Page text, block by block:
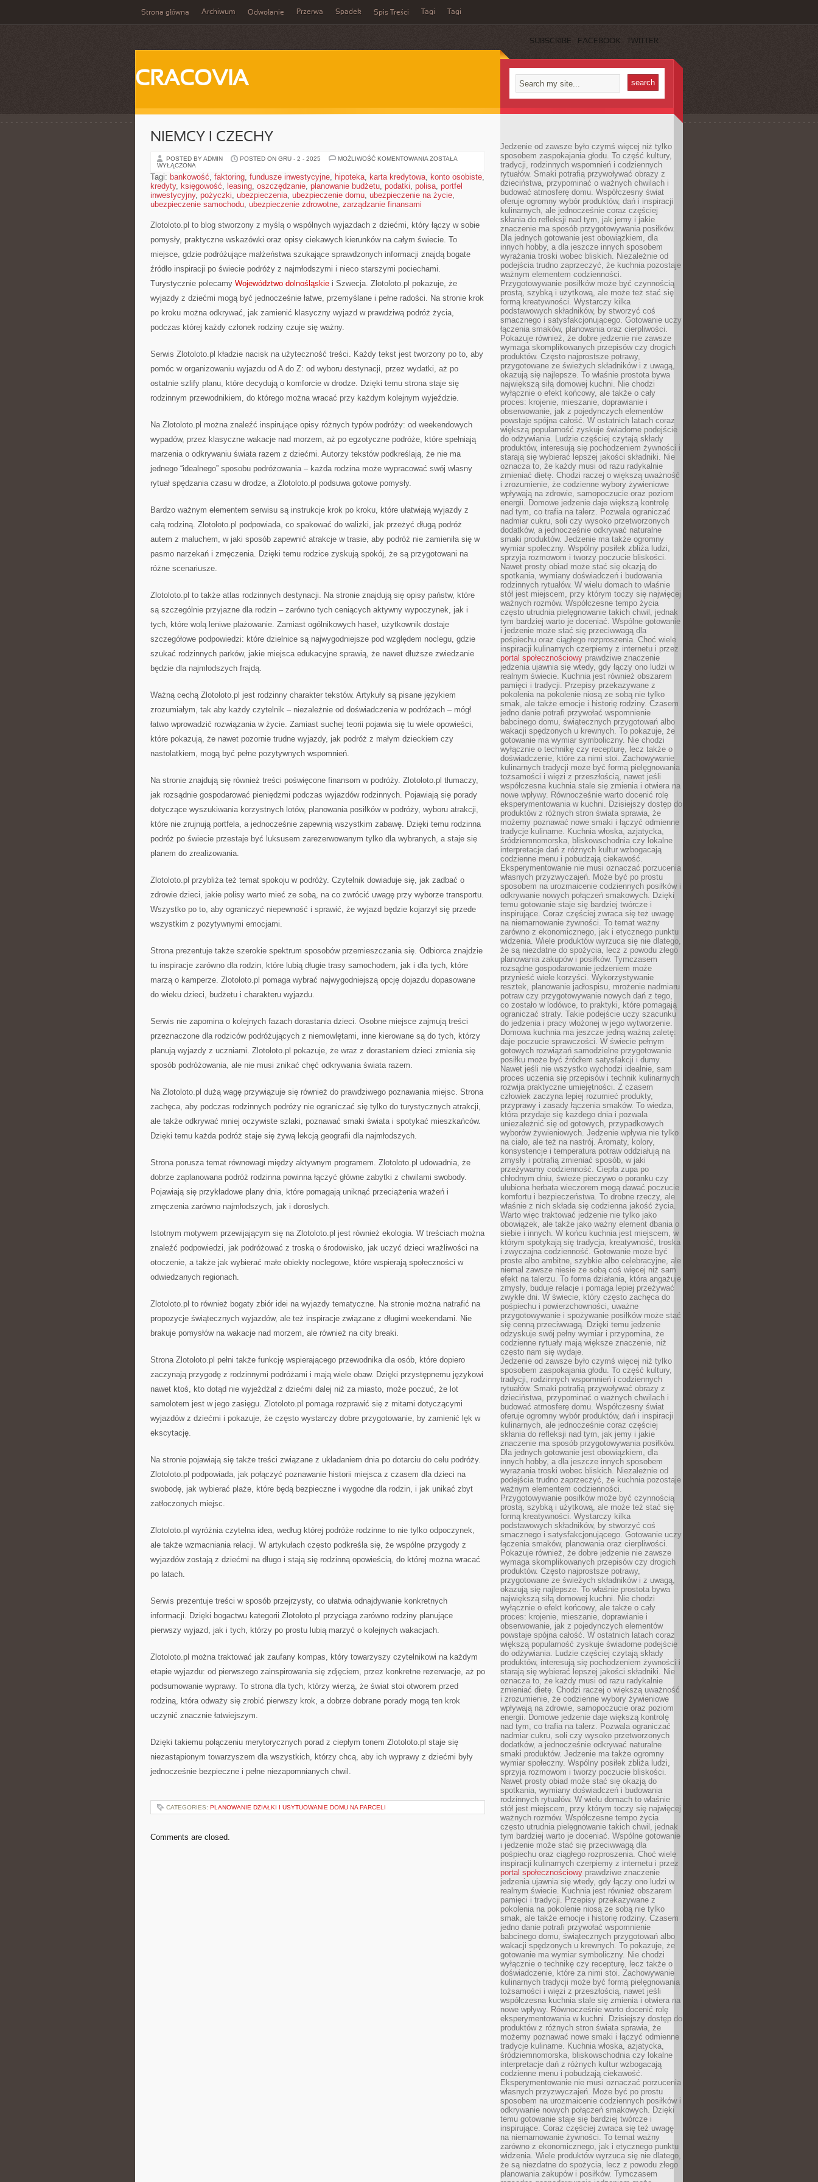
Strona główna Archiwum Odwołanie Przerwa Spadek Spis Treści Tagi Tagi
SUBSCRIBE FACEBOOK TWITTER
CRACOVIA
NIEMCY I CZECHY
POSTED BY ADMIN POSTED ON GRU - 2 - 2025 MOŻLIWOŚĆ KOMENTOWANIA NIEMCY
ZOSTAŁA
WYŁĄCZONA
Tagi: bankowość, faktoring, fundusze inwestycyjne, hipoteka, karta kredytowa, konto osobiste,
kredyty, księgowość, leasing, oszczędzanie, planowanie budżetu, podatki, polisa, portfel
inwestycyjny, pożyczki, ubezpieczenia, ubezpieczenie domu, ubezpieczenie na życie,
ubezpieczenie samochodu, ubezpieczenie zdrowotne, zarządzanie finansami
Zlotoloto.pl to blog stworzony z myślą o wspólnych wyjazdach z dziećmi, który łączy w sobie
pomysły, praktyczne wskazówki oraz opisy ciekawych kierunków na całym świecie. To
miejsce, gdzie podróżujące małżeństwa szukające sprawdzonych informacji znajdą bogate
źródło inspiracji po świecie podróży z najmłodszymi i nieco starszymi pociechami.
Turystycznie polecamy Województwo dolnośląskie i Szwecja. Zlotoloto.pl pokazuje, że
wyjazdy z dziećmi mogą być jednocześnie łatwe, przemyślane i pełne radości. Na stronie krok
po kroku można odkrywać, jak zamienić klasyczny wyjazd w prawdziwą podróż życia,
podczas której każdy członek rodziny czuje się ważny.
Serwis Zlotoloto.pl kładzie nacisk na użyteczność treści. Każdy tekst jest tworzony po to, aby
pomóc w organizowaniu wyjazdu od A do Z: od wyboru destynacji, przez wydatki, aż po
ostatnie szlify planu, które decydują o komforcie w drodze. Dzięki temu strona staje się
rodzinnym przewodnikiem, do którego można wracać przy każdym kolejnym wyjeździe.
Na Zlotoloto.pl można znaleźć inspirujące opisy różnych typów podróży: od weekendowych
wypadów, przez klasyczne wakacje nad morzem, aż po egzotyczne podróże, które spełniają
marzenia o odkrywaniu świata razem z dziećmi. Autorzy tekstów podkreślają, że nie ma
jednego “idealnego” sposobu podróżowania – każda rodzina może wypracować swój własny
rytuał spędzania czasu w drodze, a Zlotoloto.pl podsuwa gotowe pomysły.
Bardzo ważnym elementem serwisu są instrukcje krok po kroku, które ułatwiają wyjazdy z
całą rodziną. Zlotoloto.pl podpowiada, co spakować do walizki, jak przeżyć długą podróż
autem z maluchem, w jaki sposób zapewnić atrakcje w trasie, aby podróż nie zamieniła się w
pasmo narzekań i zmęczenia. Dzięki temu rodzice zyskują spokój, że są przygotowani na
różne scenariusze.
Zlotoloto.pl to także atlas rodzinnych destynacji. Na stronie znajdują się opisy państw, które
są szczególnie przyjazne dla rodzin – zarówno tych ceniących aktywny wypoczynek, jak i
tych, które wolą leniwe plażowanie. Zamiast ogólnikowych haseł, użytkownik dostaje
szczegółowe podpowiedzi: które dzielnice są najwygodniejsze pod względem noclegu, gdzie
szukać rodzinnych parków, jakie miejsca edukacyjne sprawią, że nawet dłuższe zwiedzanie
będzie dla najmłodszych frajdą.
Ważną cechą Zlotoloto.pl jest rodzinny charakter tekstów. Artykuły są pisane językiem
zrozumiałym, tak aby każdy czytelnik – niezależnie od doświadczenia w podróżach – mógł
łatwo wprowadzić rozwiązania w życie. Zamiast suchej teorii pojawia się tu wiele opowieści,
które pokazują, że nawet pozornie trudne wyjazdy, jak podróż z małym dzieckiem czy
nastolatkiem, mogą być pełne pozytywnych wspomnień.
Na stronie znajdują się również treści poświęcone finansom w podróży. Zlotoloto.pl tłumaczy,
jak rozsądnie gospodarować pieniędzmi podczas wyjazdów rodzinnych. Pojawiają się porady
dotyczące wyszukiwania korzystnych lotów, planowania posiłków w podróży, wyboru atrakcji,
które nie zrujnują portfela, a jednocześnie zapewnią wszystkim zabawę. Dzięki temu rodzinna
podróż po świecie przestaje być luksusem zarezerwowanym tylko dla wybranych, a staje się
planem do zrealizowania.
Zlotoloto.pl przybliża też temat spokoju w podróży. Czytelnik dowiaduje się, jak zadbać o
zdrowie dzieci, jakie polisy warto mieć ze sobą, na co zwrócić uwagę przy wyborze transportu.
Wszystko po to, aby ograniczyć niepewność i sprawić, że wyjazd będzie kojarzył się przede
wszystkim z pozytywnymi emocjami.
Strona prezentuje także szerokie spektrum sposobów przemieszczania się. Odbiorca znajdzie
tu inspiracje zarówno dla rodzin, które lubią długie trasy samochodem, jak i dla tych, które
marzą o kamperze. Zlotoloto.pl pomaga wybrać najwygodniejszą opcję dojazdu dopasowane
do wieku dzieci, budżetu i charakteru wyjazdu.
Serwis nie zapomina o kolejnych fazach dorastania dzieci. Osobne miejsce zajmują treści
przeznaczone dla rodziców podróżujących z niemowlętami, inne kierowane są do tych, którzy
planują wyjazdy z uczniami. Zlotoloto.pl pokazuje, że wraz z dorastaniem dzieci zmienia się
sposób podróżowania, ale nie musi znikać chęć odkrywania świata razem.
Na Zlotoloto.pl dużą wagę przywiązuje się również do prawdziwego poznawania miejsc. Strona
zachęca, aby podczas rodzinnych podróży nie ograniczać się tylko do turystycznych atrakcji,
ale także odkrywać mniej oczywiste szlaki, poznawać smaki świata i spotykać mieszkańców.
Dzięki temu każda podróż staje się żywą lekcją geografii dla najmłodszych.
Strona porusza temat równowagi między aktywnym programem. Zlotoloto.pl udowadnia, że
dobrze zaplanowana podróż rodzinna powinna łączyć główne zabytki z chwilami swobody.
Pojawiają się przykładowe plany dnia, które pomagają uniknąć przeciążenia wrażeń i
zmęczenia zarówno najmłodszych, jak i dorosłych.
Istotnym motywem przewijającym się na Zlotoloto.pl jest również ekologia. W treściach można
znaleźć podpowiedzi, jak podróżować z troską o środowisko, jak uczyć dzieci wrażliwości na
otoczenie, a także jak wybierać małe obiekty noclegowe, które wspierają społeczności w
odwiedzanych regionach.
Zlotoloto.pl to również bogaty zbiór idei na wyjazdy tematyczne. Na stronie można natrafić na
propozycje świątecznych wyjazdów, ale też inspiracje związane z długimi weekendami. Nie
brakuje pomysłów na wakacje nad morzem, ale również na city breaki.
Strona Zlotoloto.pl pełni także funkcję wspierającego przewodnika dla osób, które dopiero
zaczynają przygodę z rodzinnymi podróżami i mają wiele obaw. Dzięki przystępnemu językowi
nawet ktoś, kto dotąd nie wyjeżdżał z dziećmi dalej niż za miasto, może poczuć, że lot
samolotem jest w jego zasięgu. Zlotoloto.pl pomaga rozprawić się z mitami dotyczącymi
wyjazdów z dziećmi i pokazuje, że często wystarczy dobre przygotowanie, by zamienić lęk w
ekscytację.
Na stronie pojawiają się także treści związane z układaniem dnia po dotarciu do celu podróży.
Zlotoloto.pl podpowiada, jak połączyć poznawanie historii miejsca z czasem dla dzieci na
swobodę, jak wybierać plaże, które będą bezpieczne i wygodne dla rodzin, i jak unikać zbyt
zatłoczonych miejsc.
Zlotoloto.pl wyróżnia czytelna idea, według której podróże rodzinne to nie tylko odpoczynek,
ale także wzmacniania relacji. W artykułach często podkreśla się, że wspólne przygody z
wyjazdów zostają z dziećmi na długo i stają się rodzinną opowieścią, do której można wracać
po latach.
Serwis prezentuje treści w sposób przejrzysty, co ułatwia odnajdywanie konkretnych
informacji. Dzięki bogactwu kategorii Zlotoloto.pl przyciąga zarówno rodziny planujące
pierwszy wyjazd, jak i tych, którzy po prostu lubią marzyć o kolejnych wakacjach.
Zlotoloto.pl można traktować jak zaufany kompas, który towarzyszy czytelnikowi na każdym
etapie wyjazdu: od pierwszego zainspirowania się zdjęciem, przez konkretne rezerwacje, aż po
podsumowanie wyprawy. To strona dla tych, którzy wierzą, że świat stoi otworem przed
rodziną, która odważy się zrobić pierwszy krok, a dobrze dobrane porady mogą ten krok
uczynić znacznie łatwiejszym.
Dzięki takiemu połączeniu merytorycznych porad z ciepłym tonem Zlotoloto.pl staje się
niezastąpionym towarzyszem dla wszystkich, którzy chcą, aby ich wyprawy z dziećmi były
jednocześnie bezpieczne i pełne niezapomnianych chwil.
CATEGORIES: PLANOWANIE DZIAŁKI I USYTUOWANIE DOMU NA PARCELI
Comments are closed.
Jedzenie od zawsze było czymś więcej niż tylko
sposobem zaspokajania głodu. To część kultury,
tradycji, rodzinnych wspomnień i codziennych
rytuałów. Smaki potrafią przywoływać obrazy z
dzieciństwa, przypominać o ważnych chwilach i
budować atmosferę domu. Współczesny świat
oferuje ogromny wybór produktów, dań i inspiracji
kulinarnych, ale jednocześnie coraz częściej
skłania do refleksji nad tym, jak jemy i jakie
znaczenie ma sposób przygotowywania posiłków.
Dla jednych gotowanie jest obowiązkiem, dla
innych hobby, a dla jeszcze innych sposobem
wyrażania troski wobec bliskich. Niezależnie od
podejścia trudno zaprzeczyć, że kuchnia pozostaje
ważnym elementem codzienności.
Przygotowywanie posiłków może być czynnością
prostą, szybką i użytkową, ale może też stać się
formą kreatywności. Wystarczy kilka
podstawowych składników, by stworzyć coś
smacznego i satysfakcjonującego. Gotowanie uczy
łączenia smaków, planowania oraz cierpliwości.
Pokazuje również, że dobre jedzenie nie zawsze
wymaga skomplikowanych przepisów czy drogich
produktów. Często najprostsze potrawy,
przygotowane ze świeżych składników i z uwagą,
okazują się najlepsze. To właśnie prostota bywa
największą siłą domowej kuchni. Nie chodzi
wyłącznie o efekt końcowy, ale także o cały
proces: krojenie, mieszanie, doprawianie i
obserwowanie, jak z pojedynczych elementów
powstaje spójna całość. W ostatnich latach coraz
większą popularność zyskuje świadome podejście
do odżywiania. Ludzie częściej czytają składy
produktów, interesują się pochodzeniem żywności i
starają się wybierać lepszej jakości składniki. Nie
oznacza to, że każdy musi od razu radykalnie
zmieniać dietę. Chodzi raczej o większą uważność
i zrozumienie, że codzienne wybory żywieniowe
wpływają na zdrowie, samopoczucie oraz poziom
energii. Domowe jedzenie daje większą kontrolę
nad tym, co trafia na talerz. Pozwala ograniczać
nadmiar cukru, soli czy wysoko przetworzonych
dodatków, a jednocześnie odkrywać naturalne
smaki produktów. Jedzenie ma także ogromny
wymiar społeczny. Wspólny posiłek zbliża ludzi,
sprzyja rozmowom i tworzy poczucie bliskości.
Nawet prosty obiad może stać się okazją do
spotkania, wymiany doświadczeń i budowania
rodzinnych rytuałów. W wielu domach to właśnie
stół jest miejscem, przy którym toczy się najwięcej
ważnych rozmów. Współczesne tempo życia
często utrudnia pielęgnowanie takich chwil, jednak
tym bardziej warto je doceniać. Wspólne gotowanie
i jedzenie może stać się przeciwwagą dla
pośpiechu oraz ciągłego rozproszenia. Choć wiele
inspiracji kulinarnych czerpiemy z internetu i przez
portal społecznościowy prawdziwe znaczenie
jedzenia ujawnia się wtedy, gdy łączy ono ludzi w
realnym świecie. Kuchnia jest również obszarem
pamięci i tradycji. Przepisy przekazywane z
pokolenia na pokolenie niosą ze sobą nie tylko
smak, ale także emocje i historię rodziny. Czasem
jedno danie potrafi przywołać wspomnienie
babcinego domu, świątecznych przygotowań albo
wakacji spędzonych u krewnych. To pokazuje, że
gotowanie ma wymiar symboliczny. Nie chodzi
wyłącznie o technikę czy recepturę, lecz także o
doświadczenie, które za nimi stoi. Zachowywanie
kulinarnych tradycji może być formą pielęgnowania
tożsamości i więzi z przeszłością, nawet jeśli
współczesna kuchnia stale się zmienia i otwiera na
nowe wpływy. Równocześnie warto docenić rolę
eksperymentowania w kuchni. Dzisiejszy dostęp do
produktów z różnych stron świata sprawia, że
możemy poznawać nowe smaki i łączyć odmienne
tradycje kulinarne. Kuchnia włoska, azjatycka,
śródziemnomorska, bliskowschodnia czy lokalne
interpretacje dań z różnych kultur wzbogacają
codzienne menu i pobudzają ciekawość.
Eksperymentowanie nie musi oznaczać porzucenia
własnych przyzwyczajeń. Może być po prostu
sposobem na urozmaicenie codziennych posiłków i
odkrywanie nowych połączeń smakowych. Dzięki
temu gotowanie staje się bardziej twórcze i
inspirujące. Coraz częściej zwraca się też uwagę
na niemarnowanie żywności. To temat ważny
zarówno z ekonomicznego, jak i etycznego punktu
widzenia. Wiele produktów wyrzuca się nie dlatego,
że są niezdatne do spożycia, lecz z powodu złego
planowania zakupów i posiłków. Tymczasem
rozsądne gospodarowanie jedzeniem może
przynieść wiele korzyści. Wykorzystywanie
resztek, planowanie jadłospisu, mrożenie nadmiaru
potraw czy przygotowywanie nowych dań z tego,
co zostało w lodówce, to praktyki, które pomagają
ograniczać straty. Takie podejście uczy szacunku
do jedzenia i pracy włożonej w jego wytworzenie.
Domowa kuchnia ma jeszcze jedną ważną zaletę:
daje poczucie sprawczości. W świecie pełnym
gotowych rozwiązań samodzielne przygotowanie
posiłku może być źródłem satysfakcji i dumy.
Nawet jeśli nie wszystko wychodzi idealnie, sam
proces uczenia się przepisów i technik kulinarnych
rozwija praktyczne umiejętności. Z czasem
człowiek zaczyna lepiej rozumieć produkty,
przyprawy i zasady łączenia smaków. To wiedza,
która przydaje się każdego dnia i pozwala
uniezależnić się od gotowych, przypadkowych
wyborów żywieniowych. Jedzenie wpływa nie tylko
na ciało, ale też na nastrój. Aromaty, kolory,
konsystencje i temperatura potraw oddziałują na
zmysły i potrafią zmieniać sposób, w jaki
przeżywamy codzienność. Ciepła zupa po
chłodnym dniu, świeże pieczywo o poranku czy
ulubiona herbata wieczorem mogą dawać poczucie
komfortu i bezpieczeństwa. To drobne rzeczy, ale
właśnie z nich składa się codzienna jakość życia.
Warto więc traktować jedzenie nie tylko jako
obowiązek, ale także jako ważny element dbania o
siebie i innych. W końcu kuchnia jest miejscem, w
którym spotykają się tradycja, kreatywność, troska
i zwyczajna codzienność. Gotowanie może być
proste albo ambitne, szybkie albo celebracyjne, ale
niemal zawsze niesie ze sobą coś więcej niż sam
efekt na talerzu. To forma działania, która angażuje
zmysły, buduje relacje i pomaga lepiej przeżywać
zwykłe dni. W świecie, który często zachęca do
pośpiechu i powierzchowności, uważne
przygotowywanie i spożywanie posiłków może stać
się cenną przeciwwagą. Dzięki temu jedzenie
odzyskuje swój pełny wymiar i przypomina, że
codzienne rytuały mają większe znaczenie, niż
często nam się wydaje.
Jedzenie od zawsze było czymś więcej niż tylko
sposobem zaspokajania głodu. To część kultury,
tradycji, rodzinnych wspomnień i codziennych
rytuałów. Smaki potrafią przywoływać obrazy z
dzieciństwa, przypominać o ważnych chwilach i
budować atmosferę domu. Współczesny świat
oferuje ogromny wybór produktów, dań i inspiracji
kulinarnych, ale jednocześnie coraz częściej
skłania do refleksji nad tym, jak jemy i jakie
znaczenie ma sposób przygotowywania posiłków.
Dla jednych gotowanie jest obowiązkiem, dla
innych hobby, a dla jeszcze innych sposobem
wyrażania troski wobec bliskich. Niezależnie od
podejścia trudno zaprzeczyć, że kuchnia pozostaje
ważnym elementem codzienności.
Przygotowywanie posiłków może być czynnością
prostą, szybką i użytkową, ale może też stać się
formą kreatywności. Wystarczy kilka
podstawowych składników, by stworzyć coś
smacznego i satysfakcjonującego. Gotowanie uczy
łączenia smaków, planowania oraz cierpliwości.
Pokazuje również, że dobre jedzenie nie zawsze
wymaga skomplikowanych przepisów czy drogich
produktów. Często najprostsze potrawy,
przygotowane ze świeżych składników i z uwagą,
okazują się najlepsze. To właśnie prostota bywa
największą siłą domowej kuchni. Nie chodzi
wyłącznie o efekt końcowy, ale także o cały
proces: krojenie, mieszanie, doprawianie i
obserwowanie, jak z pojedynczych elementów
powstaje spójna całość. W ostatnich latach coraz
większą popularność zyskuje świadome podejście
do odżywiania. Ludzie częściej czytają składy
produktów, interesują się pochodzeniem żywności i
starają się wybierać lepszej jakości składniki. Nie
oznacza to, że każdy musi od razu radykalnie
zmieniać dietę. Chodzi raczej o większą uważność
i zrozumienie, że codzienne wybory żywieniowe
wpływają na zdrowie, samopoczucie oraz poziom
energii. Domowe jedzenie daje większą kontrolę
nad tym, co trafia na talerz. Pozwala ograniczać
nadmiar cukru, soli czy wysoko przetworzonych
dodatków, a jednocześnie odkrywać naturalne
smaki produktów. Jedzenie ma także ogromny
wymiar społeczny. Wspólny posiłek zbliża ludzi,
sprzyja rozmowom i tworzy poczucie bliskości.
Nawet prosty obiad może stać się okazją do
spotkania, wymiany doświadczeń i budowania
rodzinnych rytuałów. W wielu domach to właśnie
stół jest miejscem, przy którym toczy się najwięcej
ważnych rozmów. Współczesne tempo życia
często utrudnia pielęgnowanie takich chwil, jednak
tym bardziej warto je doceniać. Wspólne gotowanie
i jedzenie może stać się przeciwwagą dla
pośpiechu oraz ciągłego rozproszenia. Choć wiele
inspiracji kulinarnych czerpiemy z internetu i przez
portal społecznościowy prawdziwe znaczenie
jedzenia ujawnia się wtedy, gdy łączy ono ludzi w
realnym świecie. Kuchnia jest również obszarem
pamięci i tradycji. Przepisy przekazywane z
pokolenia na pokolenie niosą ze sobą nie tylko
smak, ale także emocje i historię rodziny. Czasem
jedno danie potrafi przywołać wspomnienie
babcinego domu, świątecznych przygotowań albo
wakacji spędzonych u krewnych. To pokazuje, że
gotowanie ma wymiar symboliczny. Nie chodzi
wyłącznie o technikę czy recepturę, lecz także o
doświadczenie, które za nimi stoi. Zachowywanie
kulinarnych tradycji może być formą pielęgnowania
tożsamości i więzi z przeszłością, nawet jeśli
współczesna kuchnia stale się zmienia i otwiera na
nowe wpływy. Równocześnie warto docenić rolę
eksperymentowania w kuchni. Dzisiejszy dostęp do
produktów z różnych stron świata sprawia, że
możemy poznawać nowe smaki i łączyć odmienne
tradycje kulinarne. Kuchnia włoska, azjatycka,
śródziemnomorska, bliskowschodnia czy lokalne
interpretacje dań z różnych kultur wzbogacają
codzienne menu i pobudzają ciekawość.
Eksperymentowanie nie musi oznaczać porzucenia
własnych przyzwyczajeń. Może być po prostu
sposobem na urozmaicenie codziennych posiłków i
odkrywanie nowych połączeń smakowych. Dzięki
temu gotowanie staje się bardziej twórcze i
inspirujące. Coraz częściej zwraca się też uwagę
na niemarnowanie żywności. To temat ważny
zarówno z ekonomicznego, jak i etycznego punktu
widzenia. Wiele produktów wyrzuca się nie dlatego,
że są niezdatne do spożycia, lecz z powodu złego
planowania zakupów i posiłków. Tymczasem